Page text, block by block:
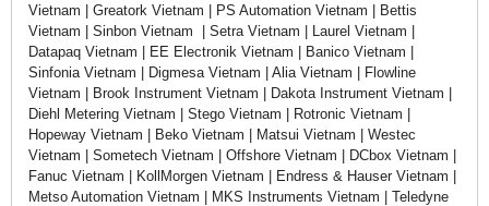
Vietnam | Greatork Vietnam | PS Automation Vietnam | Bettis
Vietnam | Sinbon Vietnam | Setra Vietnam | Laurel Vietnam |
Datapaq Vietnam | EE Electronik Vietnam | Banico Vietnam |
Sinfonia Vietnam | Digmesa Vietnam | Alia Vietnam | Flowline
Vietnam | Brook Instrument Vietnam | Dakota Instrument Vietnam |
Diehl Metering Vietnam | Stego Vietnam | Rotronic Vietnam |
Hopeway Vietnam | Beko Vietnam | Matsui Vietnam | Westec
Vietnam | Sometech Vietnam | Offshore Vietnam | DCbox Vietnam |
Fanuc Vietnam | KollMorgen Vietnam | Endress & Hauser Vietnam |
Metso Automation Vietnam | MKS Instruments Vietnam | Teledyne